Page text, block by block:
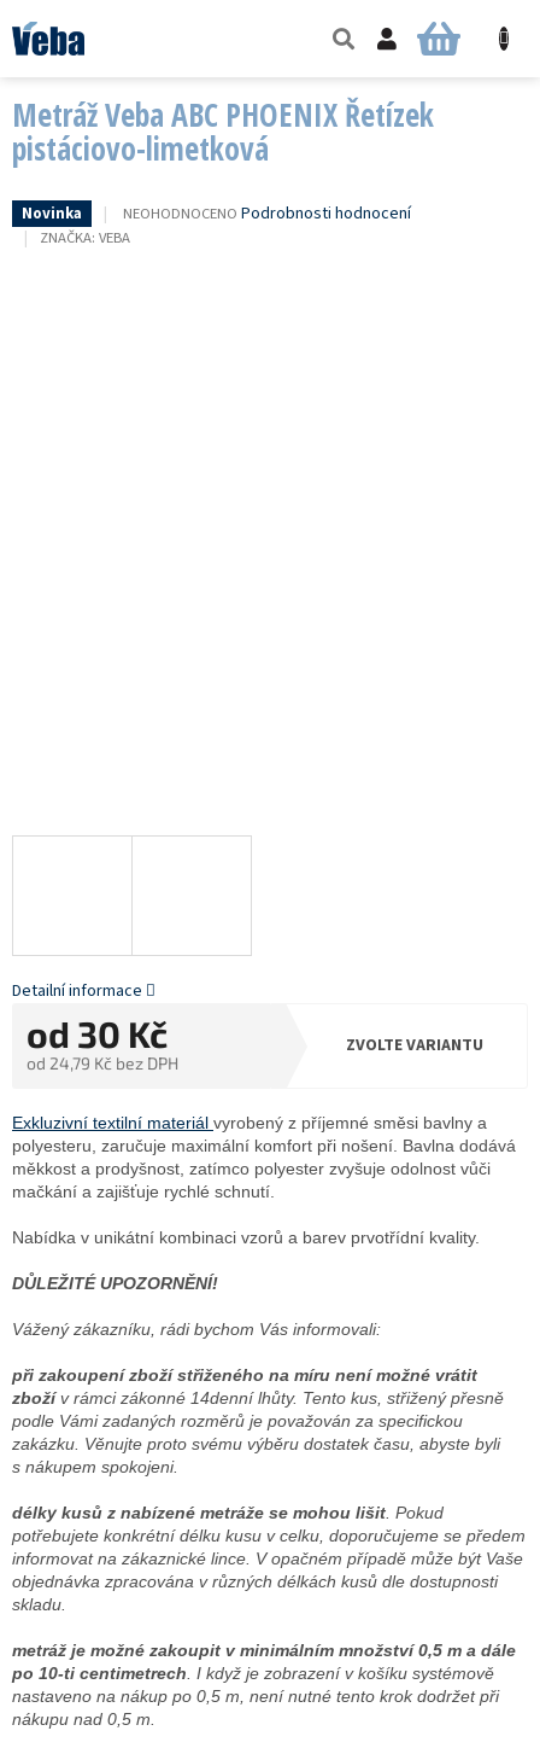
na
obsah
NÁKUPNÍ
Metráž Veba ABC PHOENIX Řetízek
pistáciovo-limetková
Novinka
PRŮMĚRNÉ
HODNOCENÍ
NEOHODNOCENO Podrobnosti hodnocení
ZNAČKA: VEBA
od 30 Kč
od 24,79 Kč bez DPH
ZVOLTE VARIANTU
Exkluzivní textilní materiál vyrobený z příjemné směsi bavlny a
polyesteru, zaručuje maximální komfort při nošení. Bavlna dodává
měkkost a prodyšnost, zatímco polyester zvyšuje odolnost vůči
mačkání a zajišťuje rychlé schnutí.
Nabídka v unikátní kombinaci vzorů a barev prvotřídní kvality.
DŮLEŽITÉ UPOZORNĚNÍ!
Vážený zákazníku, rádi bychom Vás informovali:
při zakoupení zboží střiženého na míru není možné vrátit
zbožív rámci zákonné 14denní lhůty. Tento kus, střižený přesně
podle Vámi zadaných rozměrů je považován za specifickou
zakázku. Věnujte proto svému výběru dostatek času, abyste byli
s nákupem spokojeni.
délky kusů z nabízené metráže se mohou lišit. Pokud
potřebujete konkrétní délku kusu v celku, doporučujeme se předem
informovat na zákaznické lince. V opačném případě může být Vaše
objednávka zpracována v různých délkách kusů dle dostupnosti
skladu.
metráž je možné zakoupit v minimálním množství 0,5 m a dále
po 10-ti centimetrech. I když je zobrazení v košíku systémově
nastaveno na nákup po 0,5 m, není nutné tento krok dodržet při
nákupu nad 0,5 m.
Detailní informace